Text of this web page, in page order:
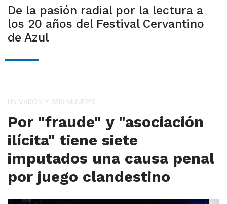
De la pasión radial por la lectura a
los 20 años del Festival Cervantino
de Azul
UN VARÓN Y SEIS MUJERES
Por "fraude" y "asociación
ilícita" tiene siete
imputados una causa penal
por juego clandestino